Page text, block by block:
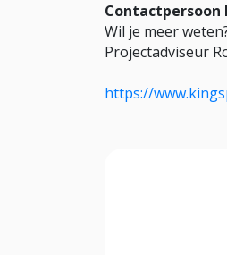
Contactpersoon
Wil je meer
Projectadviseur
https://